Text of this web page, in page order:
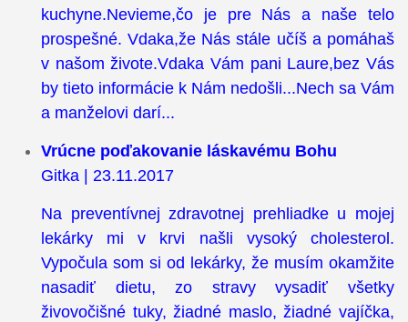
kuchyne.Nevieme,čo je pre Nás a naše telo
prospešné. Vdaka,že Nás stále učíš a pomáhaš
v našom živote.Vdaka Vám pani Laure,bez Vás
by tieto informácie k Nám nedošli...Nech sa Vám
a manželovi darí...
Vrúcne poďakovanie láskavému Bohu
Gitka | 23.11.2017
Na preventívnej zdravotnej prehliadke u mojej
lekárky mi v krvi našli vysoký cholesterol.
Vypočula som si od lekárky, že musím okamžite
nasadiť dietu, zo stravy vysadiť všetky
živovočišné tuky, žiadné maslo, žiadné vajíčka,